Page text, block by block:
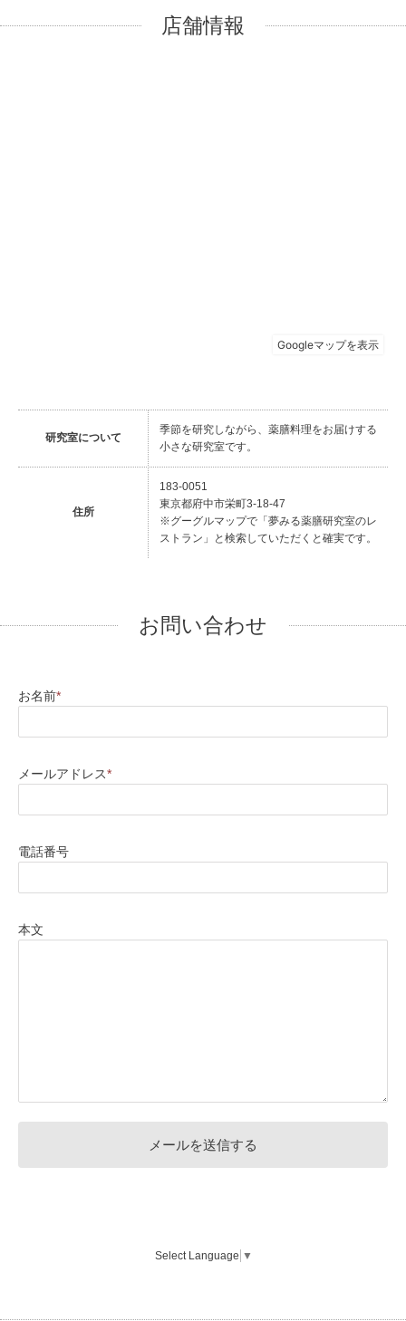
店舗情報
研究室について
季節を研究しながら、薬膳料理をお届けする
小さな研究室です。
住所
183-0051
東京都府中市栄町3-18-47
※グーグルマップで「夢みる薬膳研究室のレ
ストラン」と検索していただくと確実です。
お問い合わせ
お名前*
メールアドレス*
電話番号
本文
Select Language ▼